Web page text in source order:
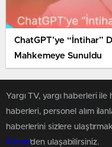
ChatGPT’ye “İntihar”
Mahkemeye Sunuldu
Yargı TV, yargı haberleri
haberleri, personel alım
haberlerini sizlere
Künye'den ulaşabilirsiniz.